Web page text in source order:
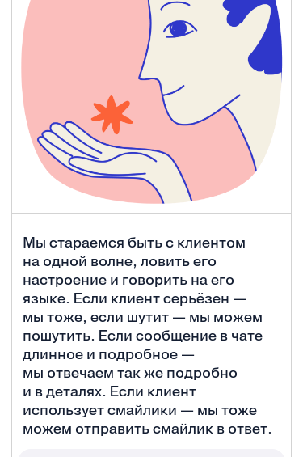
Мы стараемся быть с клиентом
на одной волне, ловить его
настроение и говорить на его
языке. Если клиент серьёзен —
мы тоже, если шутит — мы можем
пошутить. Если сообщение в чате
длинное и подробное —
мы отвечаем так же подробно
и в деталях. Если клиент
использует смайлики — мы тоже
можем отправить смайлик в ответ.